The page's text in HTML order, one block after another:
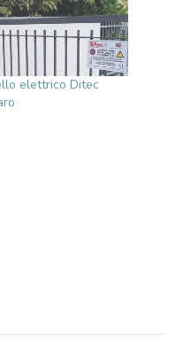
elettrico Ditec